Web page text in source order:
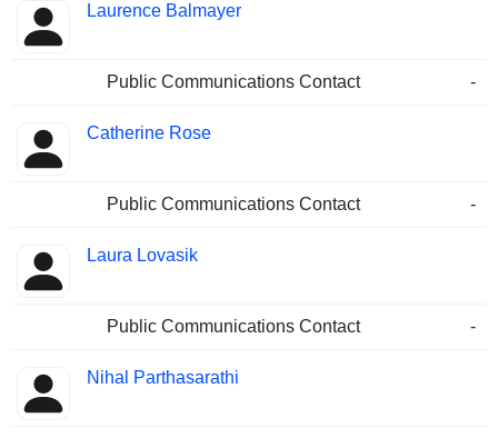
Laurence Balmayer
Public Communications Contact -
Catherine Rose
Public Communications Contact -
Laura Lovasik
Public Communications Contact -
Nihal Parthasarathi